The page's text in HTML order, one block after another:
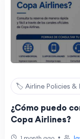
🏷️ Airline Policies &
¿Cómo puedo
Copa Airlines?
•